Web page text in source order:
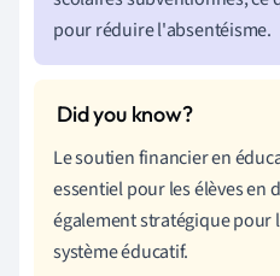
pour réduire l'absentéisme.
Le soutien financier en
essentiel pour les élèves en
également stratégique
système éducatif.